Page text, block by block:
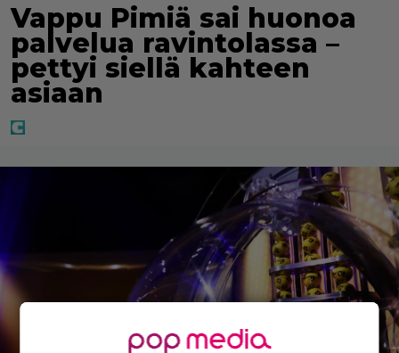
Vappu Pimiä sai huonoa
palvelua ravintolassa –
pettyi siellä kahteen
asiaan